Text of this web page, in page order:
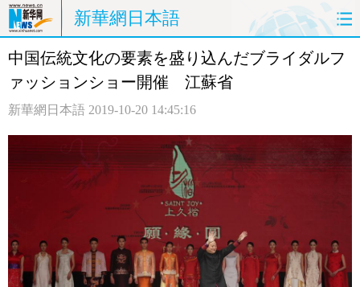
新華網日本語
ホームページ 政治 経済
評論
中日対訳
中国伝統文化の要素を盛り込んだブライダルフ
ァッションショー開催 江蘇省
新華網日本語 2019-10-20 14:45:16